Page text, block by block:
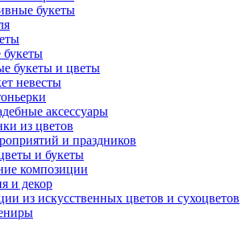
букеты
букеты и цветы
невесты
аксессуары
из цветов
и праздников
и букеты
композиции
и декор
из искусственных цветов и сухоцветов